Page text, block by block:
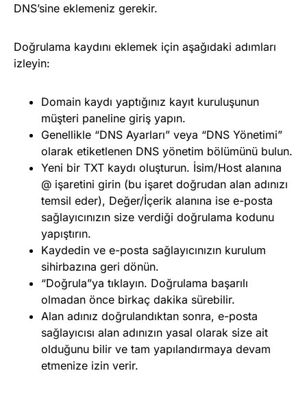
DNS’sine eklemeniz gerekir.
Doğrulama kaydını eklemek için aşağıdaki adımları
izleyin:
Domain kaydı yaptığınız kayıt kuruluşunun
müşteri paneline giriş yapın.
Genellikle “DNS Ayarları” veya “DNS Yönetimi”
olarak etiketlenen DNS yönetim bölümünü bulun.
Yeni bir TXT kaydı oluşturun. İsim/Host alanına
@ işaretini girin (bu işaret doğrudan alan adınızı
temsil eder), Değer/İçerik alanına ise e-posta
sağlayıcınızın size verdiği doğrulama kodunu
yapıştırın.
Kaydedin ve e-posta sağlayıcınızın kurulum
sihirbazına geri dönün.
“Doğrula”ya tıklayın. Doğrulama başarılı
olmadan önce birkaç dakika sürebilir.
Alan adınız doğrulandıktan sonra, e-posta
sağlayıcısı alan adınızın yasal olarak size ait
olduğunu bilir ve tam yapılandırmaya devam
etmenize izin verir.